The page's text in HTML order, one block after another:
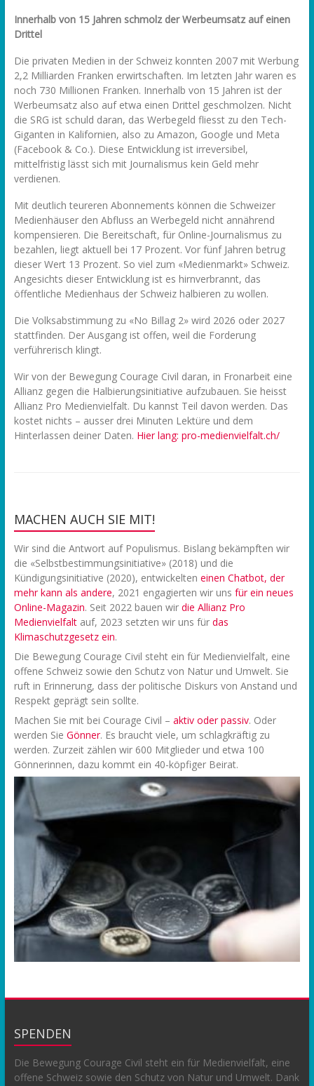
Innerhalb von 15 Jahren schmolz der Werbeumsatz auf einen
Drittel
Die privaten Medien in der Schweiz konnten 2007 mit Werbung
2,2 Milliarden Franken erwirtschaften. Im letzten Jahr waren es
noch 730 Millionen Franken. Innerhalb von 15 Jahren ist der
Werbeumsatz also auf etwa einen Drittel geschmolzen. Nicht
die SRG ist schuld daran, das Werbegeld fliesst zu den Tech-
Giganten in Kalifornien, also zu Amazon, Google und Meta
(Facebook & Co.). Diese Entwicklung ist irreversibel,
mittelfristig lässt sich mit Journalismus kein Geld mehr
verdienen.
Mit deutlich teureren Abonnements können die Schweizer
Medienhäuser den Abfluss an Werbegeld nicht annährend
kompensieren. Die Bereitschaft, für Online-Journalismus zu
bezahlen, liegt aktuell bei 17 Prozent. Vor fünf Jahren betrug
dieser Wert 13 Prozent. So viel zum «Medienmarkt» Schweiz.
Angesichts dieser Entwicklung ist es hirnverbrannt, das
öffentliche Medienhaus der Schweiz halbieren zu wollen.
Die Volksabstimmung zu «No Billag 2» wird 2026 oder 2027
stattfinden. Der Ausgang ist offen, weil die Forderung
verführerisch klingt.
Wir von der Bewegung Courage Civil daran, in Fronarbeit eine
Allianz gegen die Halbierungsinitiative aufzubauen. Sie heisst
Allianz Pro Medienvielfalt. Du kannst Teil davon werden. Das
kostet nichts – ausser drei Minuten Lektüre und dem
Hinterlassen deiner Daten. Hier lang: pro-medienvielfalt.ch/
MACHEN AUCH SIE MIT!
Wir sind die Antwort auf Populismus. Bislang bekämpften wir
die «Selbstbestimmungsinitiative» (2018) und die
Kündigungsinitiative (2020), entwickelten einen Chatbot, der
mehr kann als andere, 2021 engagierten wir uns für ein neues
Online-Magazin. Seit 2022 bauen wir die Allianz Pro
Medienvielfaltauf, 2023 setzten wir uns für das
Klimaschutzgesetz ein.
Die Bewegung Courage Civil steht ein für Medienvielfalt, eine
offene Schweiz sowie den Schutz von Natur und Umwelt. Sie
ruft in Erinnerung, dass der politische Diskurs von Anstand und
Respekt geprägt sein sollte.
Machen Sie mit bei Courage Civil – aktiv oder passiv. Oder
werden Sie Gönner. Es braucht viele, um schlagkräftig zu
werden. Zurzeit zählen wir 600 Mitglieder und etwa 100
Gönnerinnen, dazu kommt ein 40-köpfiger Beirat.
SPENDEN
Die Bewegung Courage Civil steht ein für Medienvielfalt, eine
offene Schweiz sowie den Schutz von Natur und Umwelt. Dank